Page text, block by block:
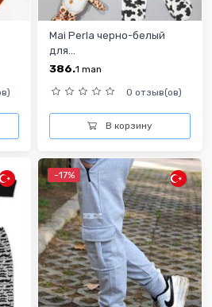
Mai Perla черно-белый
для...
386.1 man
0 отзыв(ов)
В корзину
-17%